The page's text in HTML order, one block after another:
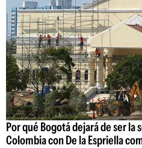
Por qué Bogotá dejará de ser la
Colombia con De la Espriella